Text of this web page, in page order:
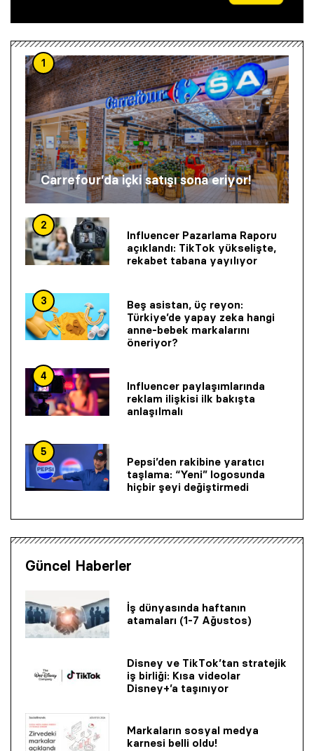
1
Carrefour’da içki satışı sona eriyor!
2
Influencer Pazarlama Raporu
açıklandı: TikTok yükselişte,
rekabet tabana yayılıyor
3
Beş asistan, üç reyon:
Türkiye’de yapay zeka hangi
anne-bebek markalarını
öneriyor?
4
Influencer paylaşımlarında
reklam ilişkisi ilk bakışta
anlaşılmalı
5
Pepsi’den rakibine yaratıcı
taşlama: “Yeni” logosunda
hiçbir şeyi değiştirmedi
Güncel Haberler
İş dünyasında haftanın
atamaları (1-7 Ağustos)
Disney ve TikTok’tan stratejik
iş birliği: Kısa videolar
Disney+’a taşınıyor
Markaların sosyal medya
karnesi belli oldu!